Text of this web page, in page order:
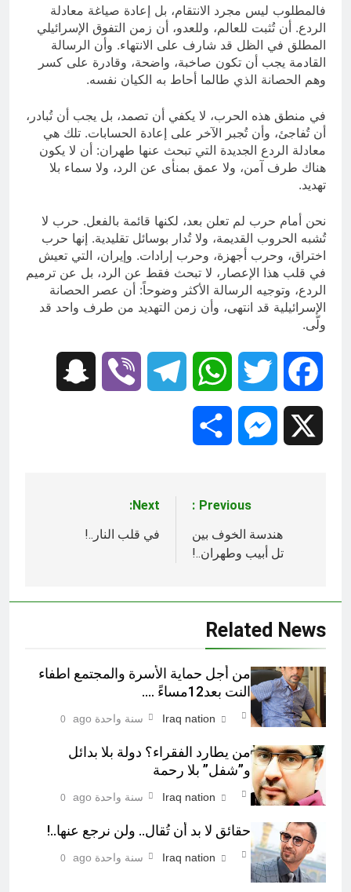
فالمطلوب ليس مجرد الانتقام، بل إعادة صياغة معادلة
الردع. أن تُثبت للعالم، وللعدو، أن زمن التفوق الإسرائيلي
المطلق في الظل قد شارف على الانتهاء. وأن الرسالة
القادمة يجب أن تكون صاخبة، واضحة، وقادرة على كسر
وهم الحصانة الذي طالما أحاط به الكيان نفسه.
في منطق هذه الحرب، لا يكفي أن تصمد، بل يجب أن تُبادر،
أن تُفاجئ، وأن تُجبر الآخر على إعادة الحسابات. تلك هي
معادلة الردع الجديدة التي تبحث عنها طهران: أن لا يكون
هناك طرف آمن، ولا عمق بمنأى عن الرد، ولا سماء بلا
تهديد.
نحن أمام حرب لم تعلن بعد، لكنها قائمة بالفعل. حرب لا
تُشبه الحروب القديمة، ولا تُدار بوسائل تقليدية. إنها حرب
اختراق، وحرب أجهزة، وحرب إرادات. وإيران، التي تعيش
في قلب هذا الإعصار، لا تبحث فقط عن الرد، بل عن ترميم
الردع، وتوجيه الرسالة الأكثر وضوحاً: أن عصر الحصانة
الإسرائيلية قد انتهى، وأن زمن التهديد من طرف واحد قد
ولّى.
Facebook
Twitter
WhatsApp
Telegram
Viber
Messenger
المقالات
Previous:
هندسة الخوف بين
تل أبيب وطهران..!
Next:
في قلب النار..!
Related News
من أجل حماية الأسرة والمجتمع اطفاء
النت بعد12مساءً ….
Iraq nation سنة واحدة ago 0
من يطارد الفقراء؟ دولة بلا بدائل
و”شفل” بلا رحمة
Iraq nation سنة واحدة ago 0
حقائق لا بد أن تُقال.. ولن نرجع عنها..!
Iraq nation سنة واحدة ago 0